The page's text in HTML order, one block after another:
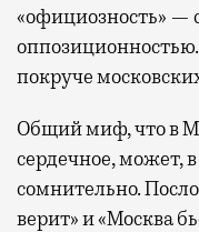
«официозность» —
покруче
Общий миф, что в
сердечное, может,
сомнительно.
верит» и «Москва